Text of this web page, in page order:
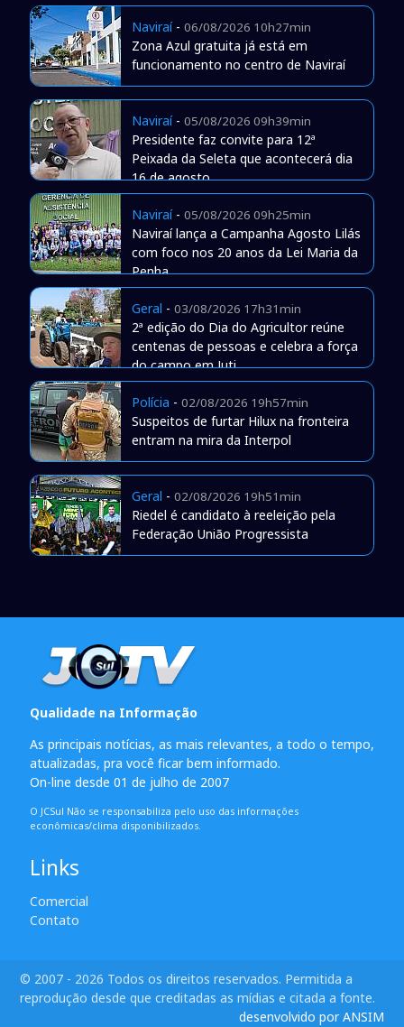
Naviraí- 06/08/2026 10h27min
Zona Azul gratuita já está em
funcionamento no centro de Naviraí
Naviraí- 05/08/2026 09h39min
Presidente faz convite para 12ª
Peixada da Seleta que acontecerá dia
16 de agosto
Naviraí- 05/08/2026 09h25min
Naviraí lança a Campanha Agosto Lilás
com foco nos 20 anos da Lei Maria da
Penha
Geral - 03/08/2026 17h31min
2ª edição do Dia do Agricultor reúne
centenas de pessoas e celebra a força
do campo em Juti
Polícia - 02/08/2026 19h57min
Suspeitos de furtar Hilux na fronteira
entram na mira da Interpol
Geral - 02/08/2026 19h51min
Riedel é candidato à reeleição pela
Federação União Progressista
Qualidade na Informação
As principais notícias, as mais relevantes, a todo o tempo,
atualizadas, pra você ficar bem informado.
On-line desde 01 de julho de 2007
O JCSul Não se responsabiliza pelo uso das informações
econômicas/clima disponibilizados.
Links
Comercial
Contato
© 2007 - 2026 Todos os direitos reservados. Permitida a
reprodução desde que creditadas as mídias e citada a fonte.
desenvolvido por ANSIM